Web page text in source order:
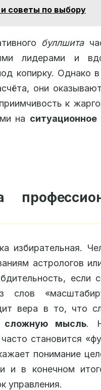
советы по выбору
буллшита
лидерами и
копирку. Однако в
они
к
на
избирательная.
астрологов
если
слов
вера в то, что
сложную мысль.
становится
понимание
и в конечном
управления.